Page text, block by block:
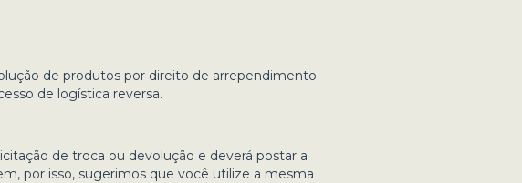
de produtos por direito de arrependimento
de logística reversa.
de troca ou devolução e deverá postar a
por isso, sugerimos que você utilize a mesma